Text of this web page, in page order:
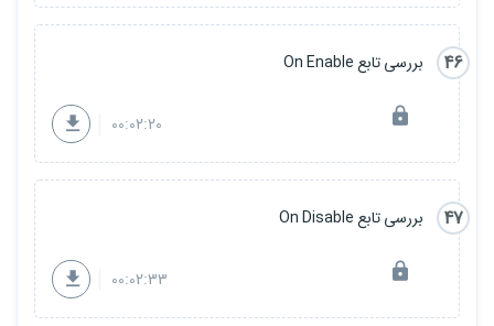
46 بررسی تابع On Enable
00:02:20
47 بررسی تابع On Disable
00:02:33